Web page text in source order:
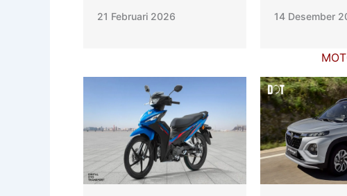
21 Februari 2026 14 Desember